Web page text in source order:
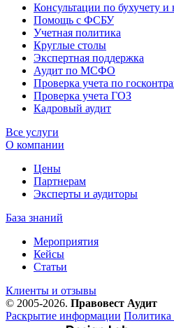
Консультации по бухучету и
Помощь с ФСБУ
Учетная политика
Круглые столы
Экспертная поддержка
Аудит по МСФО
Проверка учета по
Проверка учета ГОЗ
Кадровый аудит
Все услуги
О компании
Цены
Партнерам
Эксперты и аудиторы
База знаний
Мероприятия
Кейсы
Статьи
Клиенты и отзывы
© 2005-2026. Правовест Аудит
Раскрытие информации Политика